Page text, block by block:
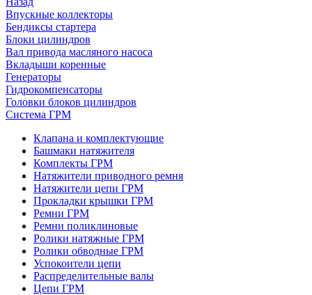
Впускные коллекторы
Бендиксы стартера
Блоки цилиндров
Вал привода масляного насоса
Вкладыши коренные
Генераторы
Гидрокомпенсаторы
Головки блоков цилиндров
Система ГРМ
Клапана и комплектующие
Башмаки натяжителя
Комплекты ГРМ
Натяжители приводного ремня
Натяжители цепи ГРМ
Прокладки крышки ГРМ
Ремни ГРМ
Ремни поликлиновые
Ролики натяжные ГРМ
Ролики обводные ГРМ
Успокоители цепи
Распределительные валы
Цепи ГРМ